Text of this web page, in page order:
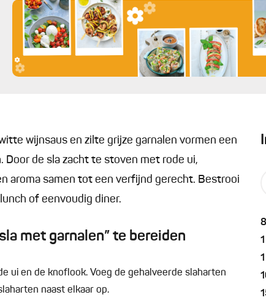
8
1
1
wijnsaus en zilte grijze garnalen vormen een
de sla zacht te stoven met rode ui,
aroma samen tot een verfijnd gerecht. Bestrooi
of eenvoudig diner.
met garnalen” te bereiden
ui en de knoflook. Voeg de gehalveerde slaharten
naast elkaar op.